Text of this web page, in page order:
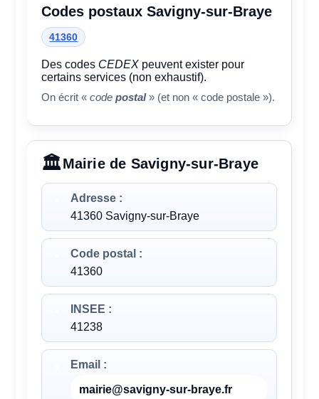
Codes postaux Savigny-sur-Braye
41360
Des codes CEDEX peuvent exister pour
certains services (non exhaustif).
On écrit «codepostal» (et non « code postale »).
Mairie de Savigny-sur-Braye
Adresse :
41360 Savigny-sur-Braye
Code postal :
41360
INSEE :
41238
Email :
mairie@savigny-sur-braye.fr